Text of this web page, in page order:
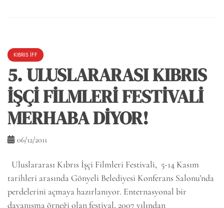
KIBRIS İFF
5. ULUSLARARASI KIBRIS
İŞÇİ FİLMLERİ FESTİVALİ
MERHABA DİYOR!
06/12/2011
Uluslararası Kıbrıs İşçi Filmleri Festivali, 5-14 Kasım
tarihleri arasında Gönyeli Belediyesi Konferans Salonu’nda
perdelerini açmaya hazırlanıyor. Enternasyonal bir
dayanışma örneği olan festival, 2007 yılından